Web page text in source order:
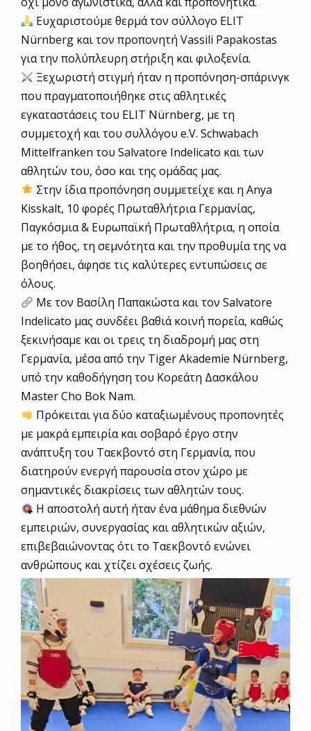
Ευχαριστούμε θερμά τον σύλλογο ELIT
Nürnberg και τον προπονητή Vassili Papakostas
για την πολύπλευρη στήριξη και φιλοξενία.
Ξεχωριστή στιγμή ήταν η προπόνηση-σπάρινγκ
που πραγματοποιήθηκε στις αθλητικές
εγκαταστάσεις του ELIT Nürnberg, με τη
συμμετοχή και του συλλόγου e.V. Schwabach
Mittelfranken του Salvatore Indelicato και των
αθλητών του, όσο και της ομάδας μας.
Στην ίδια προπόνηση συμμετείχε και η Anya
Kisskalt, 10 φορές Πρωταθλήτρια Γερμανίας,
Παγκόσμια & Ευρωπαϊκή Πρωταθλήτρια, η οποία
με το ήθος, τη σεμνότητα και την προθυμία της να
βοηθήσει, άφησε τις καλύτερες εντυπώσεις σε
όλους.
Με τον Βασίλη Παπακώστα και τον Salvatore
Indelicato μας συνδέει βαθιά κοινή πορεία, καθώς
ξεκινήσαμε και οι τρεις τη διαδρομή μας στη
Γερμανία, μέσα από την Tiger Akademie Nürnberg,
υπό την καθοδήγηση του Κορεάτη Δασκάλου
Master Cho Bok Nam.
Πρόκειται για δύο καταξιωμένους προπονητές
με μακρά εμπειρία και σοβαρό έργο στην
ανάπτυξη του Ταεκβοντό στη Γερμανία, που
διατηρούν ενεργή παρουσία στον χώρο με
σημαντικές διακρίσεις των αθλητών τους.
Η αποστολή αυτή ήταν ένα μάθημα διεθνών
εμπειριών, συνεργασίας και αθλητικών αξιών,
επιβεβαιώνοντας ότι το Ταεκβοντό ενώνει
ανθρώπους και χτίζει σχέσεις ζωής.